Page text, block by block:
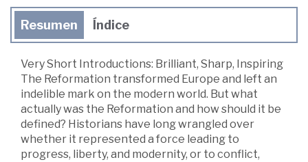
Resumen Índice
Very Short Introductions: Brilliant, Sharp, Inspiring
The Reformation transformed Europe and left an
indelible mark on the modern world. But what
actually was the Reformation and how should it be
defined? Historians have long wrangled over
whether it represented a force leading to
progress, liberty, and modernity, or to conflict,